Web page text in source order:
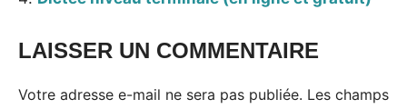
LAISSER UN COMMENTAIRE
Votre adresse e-mail ne sera pas publiée. Les champs